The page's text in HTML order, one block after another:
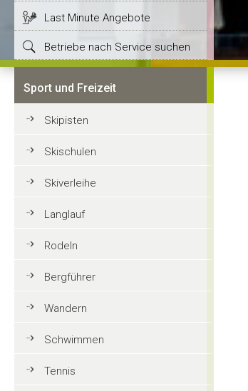
Last Minute Angebote
Betriebe nach Service suchen
Sport und Freizeit
Skipisten
Skischulen
Skiverleihe
Langlauf
Rodeln
Bergführer
Wandern
Schwimmen
Tennis